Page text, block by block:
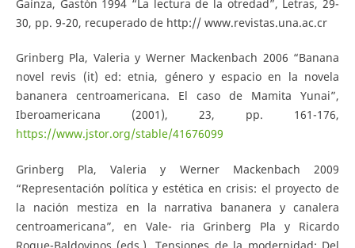
Gaínza, Gastón 1994 “La lectura de la otredad”, Letras, 29-
30, pp. 9-20, recuperado de http:// www.revistas.una.ac.cr
Grinberg Pla, Valeria y Werner Mackenbach 2006 “Banana
novel revis (it) ed: etnia, género y espacio en la novela
bananera centroamericana. El caso de Mamita Yunai”,
Iberoamericana (2001), 23, pp. 161-176,
https://www.jstor.org/stable/41676099
Grinberg Pla, Valeria y Werner Mackenbach 2009
“Representación política y estética en crisis: el proyecto de
la nación mestiza en la narrativa bananera y canalera
centroamericana”, en Vale- ria Grinberg Pla y Ricardo
Roque-Baldovinos (eds.), Tensiones de la modernidad: Del